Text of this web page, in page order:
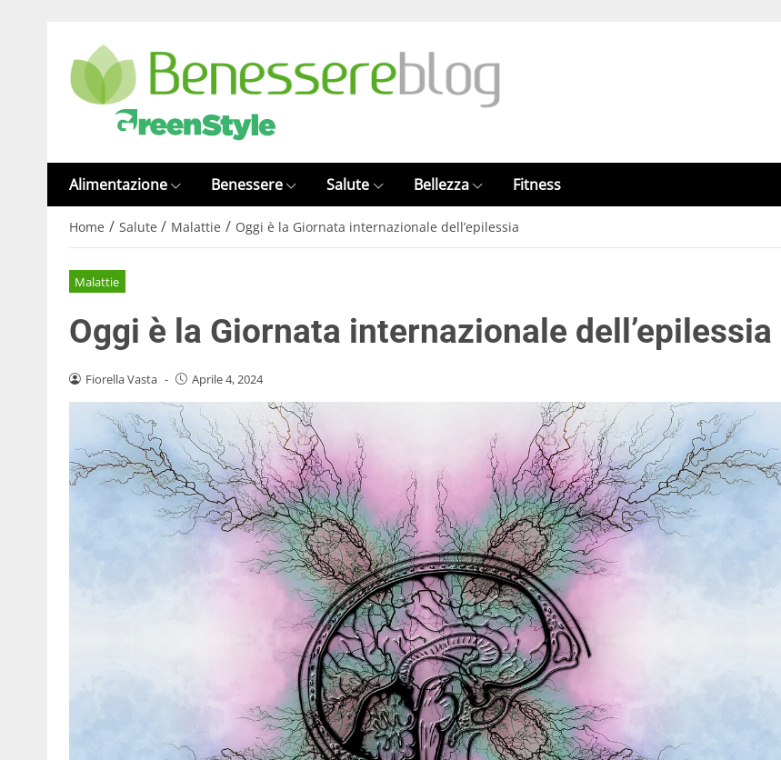
Alimentazione Benessere Salute Bellezza Fitness
Home / Salute / Malattie / Oggi è la Giornata internazionale dell’epilessia
Malattie
Oggi è la Giornata internazionale dell’epilessia
Fiorella Vasta - Aprile 4, 2024